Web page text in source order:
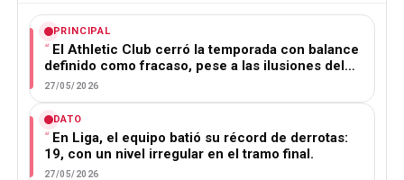
PRINCIPAL
El Athletic Club cerró la temporada con balance
definido como fracaso, pese a las ilusiones del…
27/05/2026
DATO
En Liga, el equipo batió su récord de derrotas:
19, con un nivel irregular en el tramo final.
27/05/2026